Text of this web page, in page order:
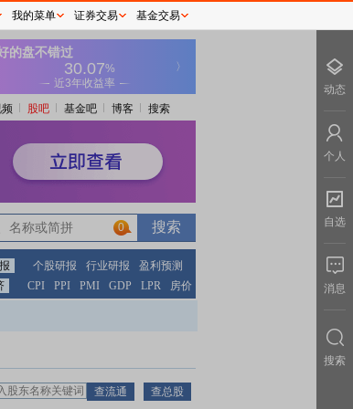
股吧 基金吧 博客 搜索
0
个股研报 行业研报
盈利预测
CPI PPI PMI GDP LPR 房价
我的菜单 证券交易 基金交易
动态
个人
自选
消息
搜索